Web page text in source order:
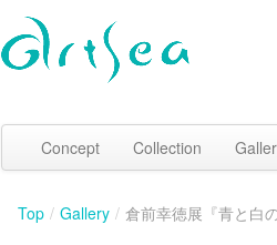
Concept Collection
Top / Gallery / 倉前幸徳展『青と白